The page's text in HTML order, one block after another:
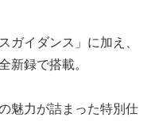
ガイダンス」に加え、
新録で搭載。
魅⼒が詰まった特別仕